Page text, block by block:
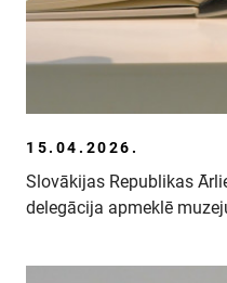
15.04.2026.
Slovākijas Republikas
delegācija apmeklē